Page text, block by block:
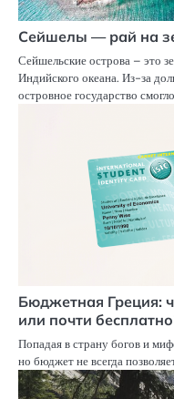
Сейшелы — рай на
Сейшельские острова – это
Индийского океана. Из-за
островное государство
Бюджетная Греция:
или почти
Попадая в страну богов и
но бюджет не всегда